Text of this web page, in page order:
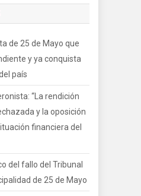
de 25 de Mayo que
y ya conquista
país
“La rendición
y la oposición
financiera del
del fallo del Tribunal
de 25 de Mayo